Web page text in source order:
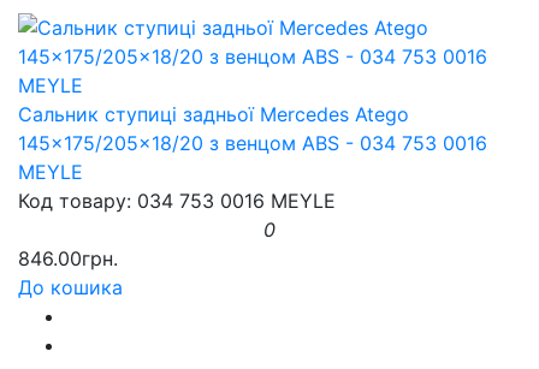
Сальник ступиці задньої Mercedes Atego
145x175/205x18/20 з венцом ABS - 034 753 0016
MEYLE
Код товару: 034 753 0016 MEYLE
0
846.00грн.
До кошика